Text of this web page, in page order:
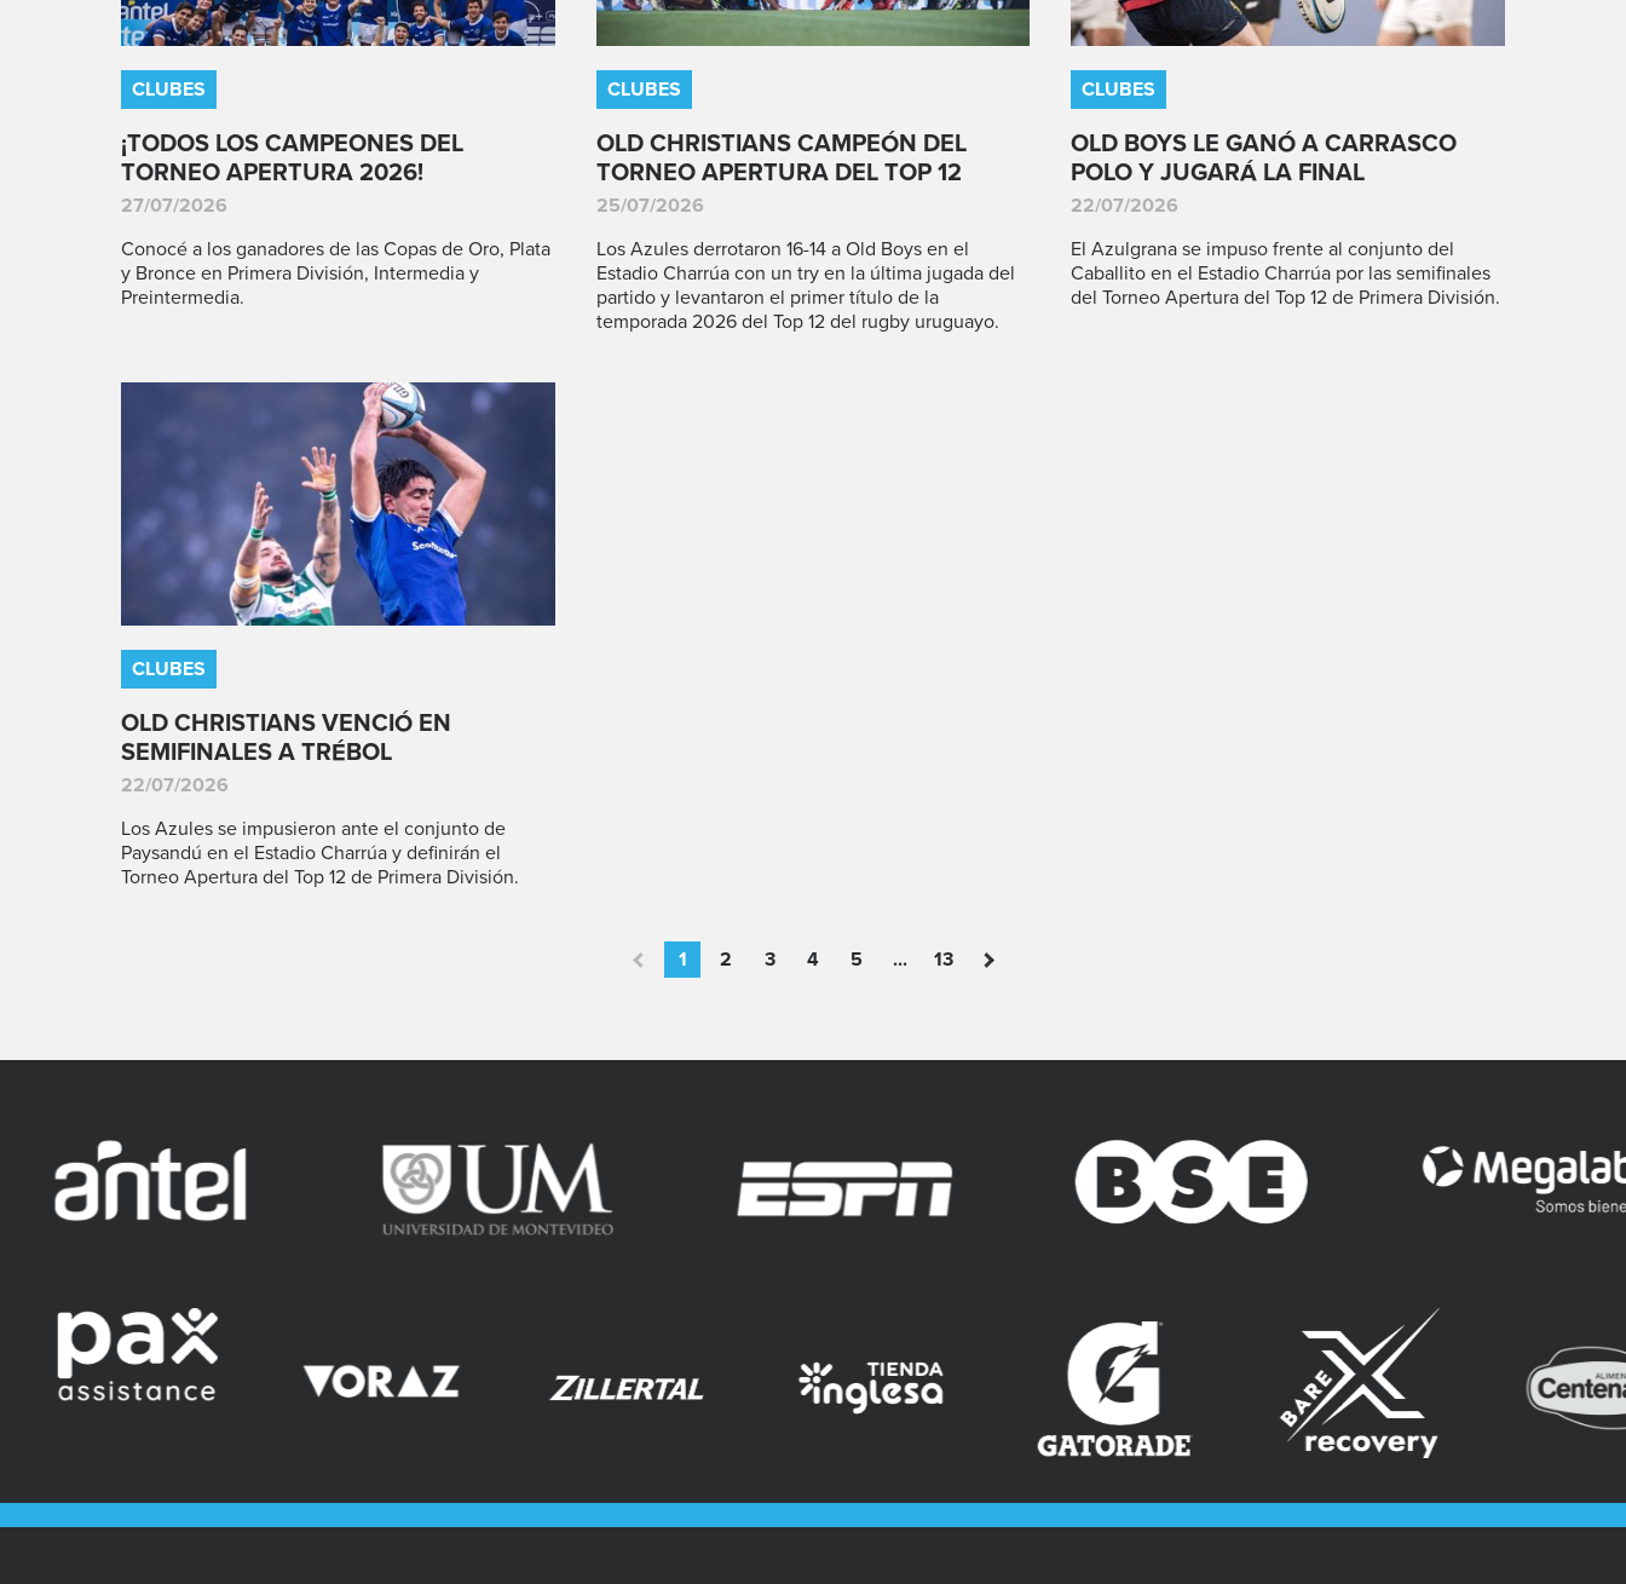
CLUBES
¡TODOS LOS CAMPEONES DEL
TORNEO APERTURA 2026!
27/07/2026
Conocé a los ganadores de las Copas de Oro, Plata
y Bronce en Primera División, Intermedia y
Preintermedia.
CLUBES
OLD CHRISTIANS CAMPEÓN DEL
TORNEO APERTURA DEL TOP 12
25/07/2026
Los Azules derrotaron 16-14 a Old Boys en el
Estadio Charrúa con un try en la última jugada del
partido y levantaron el primer título de la
temporada 2026 del Top 12 del rugby uruguayo.
CLUBES
OLD BOYS LE GANÓ A CARRASCO
POLO Y JUGARÁ LA FINAL
22/07/2026
El Azulgrana se impuso frente al conjunto del
Caballito en el Estadio Charrúa por las semifinales
del Torneo Apertura del Top 12 de Primera División.
CLUBES
OLD CHRISTIANS VENCIÓ EN
SEMIFINALES A TRÉBOL
22/07/2026
Los Azules se impusieron ante el conjunto de
Paysandú en el Estadio Charrúa y definirán el
Torneo Apertura del Top 12 de Primera División.
1 2 3 4 5 ... 13